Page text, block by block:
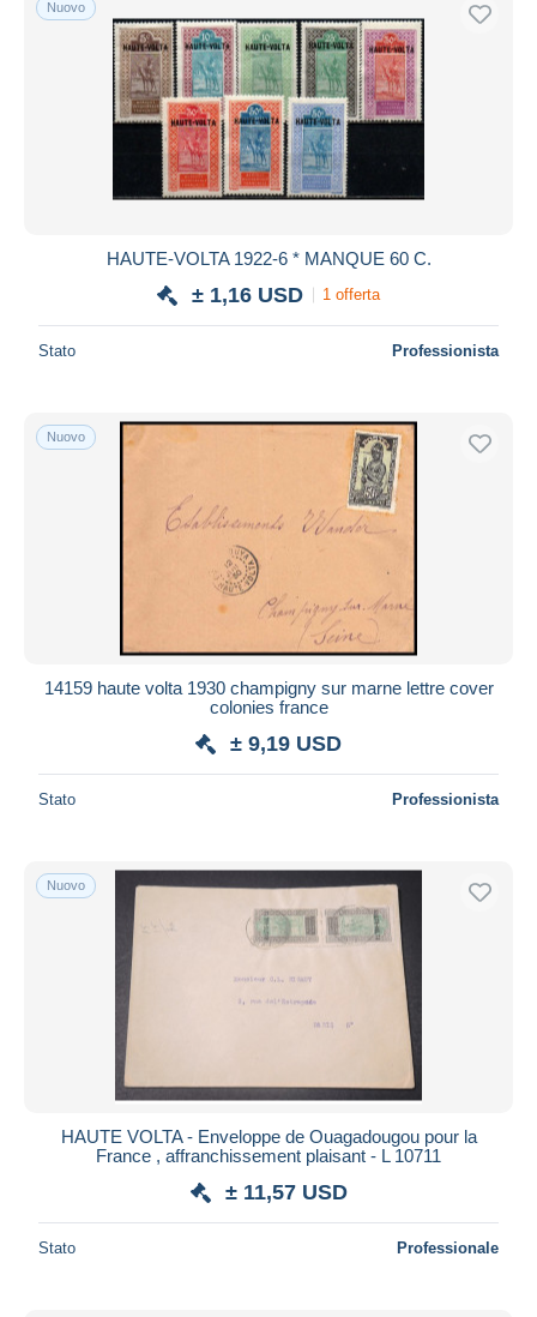
Spedizione gratuita
Metodi di pagamento
PayPal
Bonifico bancario
Visa
Mastercard
iDeal
Maestro
Tutto il mondo
Aggiorna
Nuovo
HAUTE-VOLTA 1922-6 * MANQUE 60 C.
± 1,16 USD 1 offerta
Stato Professionista
Nuovo
14159 haute volta 1930 champigny sur marne lettre cover
colonies france
± 9,19 USD
Stato Professionista
Nuovo
HAUTE VOLTA - Enveloppe de Ouagadougou pour la
France , affranchissement plaisant - L 10711
± 11,57 USD
Stato Professionale